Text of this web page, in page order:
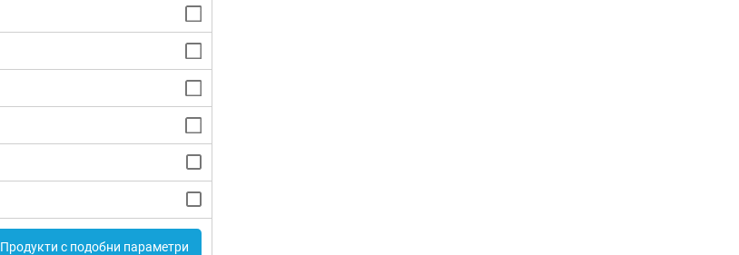
Продукти с подобни параметри